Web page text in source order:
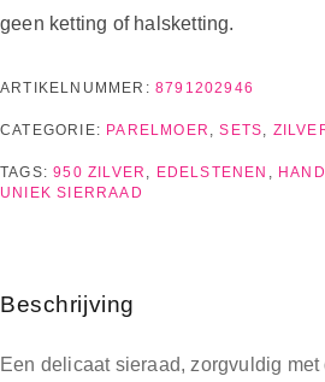
geen ketting of halsketting.
ARTIKELNUMMER: 8791202946
CATEGORIE: PARELMOER ,SETS,
TAGS:950 ZILVER , EDELSTENEN ,
UNIEK SIERRAAD
Beschrijving
Een delicaat sieraad, zorgvuldig